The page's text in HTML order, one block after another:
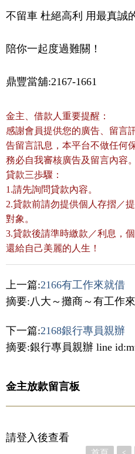
不留車 杜絕高利 用最真誠
陪你一起度過難關！
鼎豐當舖:2167-1661
金主、借款人重要提醒：
感謝會員提供您的廣告、留言
告留言訊息，本平台不做任何
務必自我審核廣告及留言內容。
貸款三歩驟：
1.請先詢問貸款內容。
2.貸款前請勿提供個人存摺／
對象。
3.貸款後請準時繳款／利息，
還給自己美麗的人生！
上一篇:2166有工作來就借
摘要:八大～攤商～有工作
下一篇:2168銀行專員親辦
摘要:銀行專員親辦 line
金主放款留言板
請登入後查看